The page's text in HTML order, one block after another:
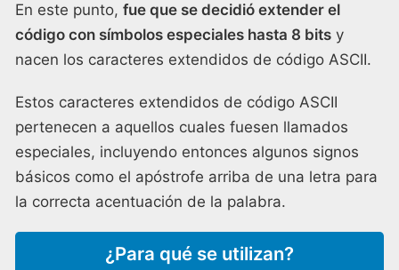
En este punto, fue que se decidió extender el
código con símbolos especiales hasta 8 bits y
nacen los caracteres extendidos de código ASCII.
Estos caracteres extendidos de código ASCII
pertenecen a aquellos cuales fuesen llamados
especiales, incluyendo entonces algunos signos
básicos como el apóstrofe arriba de una letra para
la correcta acentuación de la palabra.
¿Para qué se utilizan?